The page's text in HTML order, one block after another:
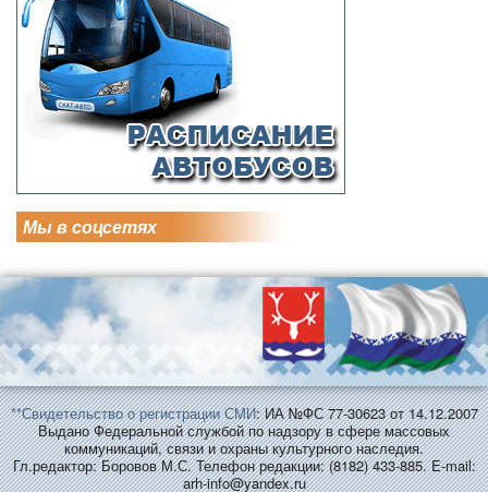
Мы в соцсетях
**Свидетельство о регистрации СМИ: ИА №ФС 77-30623 от 14.12.2007
Выдано Федеральной службой по надзору в сфере массовых
коммуникаций, связи и охраны культурного наследия.
Гл.редактор: Боровов М.С. Телефон редакции: (8182) 433-885. E-mail:
arh-info@yandex.ru